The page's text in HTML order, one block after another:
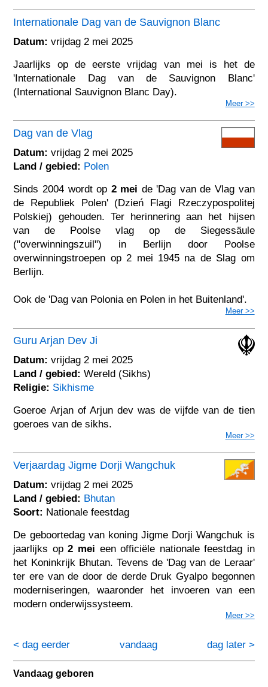
Internationale Dag van de Sauvignon Blanc
Datum: vrijdag 2 mei 2025
Jaarlijks op de eerste vrijdag van mei is het de
'Internationale Dag van de Sauvignon Blanc'
(International Sauvignon Blanc Day).
Meer >>
Dag van de Vlag
Datum: vrijdag 2 mei 2025
Land / gebied: Polen
Sinds 2004 wordt op 2 mei de 'Dag van de Vlag van
de Republiek Polen' (Dzień Flagi Rzeczypospolitej
Polskiej) gehouden. Ter herinnering aan het hijsen
van de Poolse vlag op de Siegessäule
("overwinningszuil") in Berlijn door Poolse
overwinningstroepen op 2 mei 1945 na de Slag om
Berlijn.
Ook de 'Dag van Polonia en Polen in het Buitenland'.
Meer >>
Guru Arjan Dev Ji
Datum: vrijdag 2 mei 2025
Land / gebied: Wereld (Sikhs)
Religie: Sikhisme
Goeroe Arjan of Arjun dev was de vijfde van de tien
goeroes van de sikhs.
Meer >>
Verjaardag Jigme Dorji Wangchuk
Datum: vrijdag 2 mei 2025
Land / gebied: Bhutan
Soort: Nationale feestdag
De geboortedag van koning Jigme Dorji Wangchuk is
jaarlijks op2 mei een officiële nationale feestdag in
het Koninkrijk Bhutan. Tevens de 'Dag van de Leraar'
ter ere van de door de derde Druk Gyalpo begonnen
moderniseringen, waaronder het invoeren van een
modern onderwijssysteem.
Meer >>
< dag eerder dag later >
vandaag
Vandaag geboren